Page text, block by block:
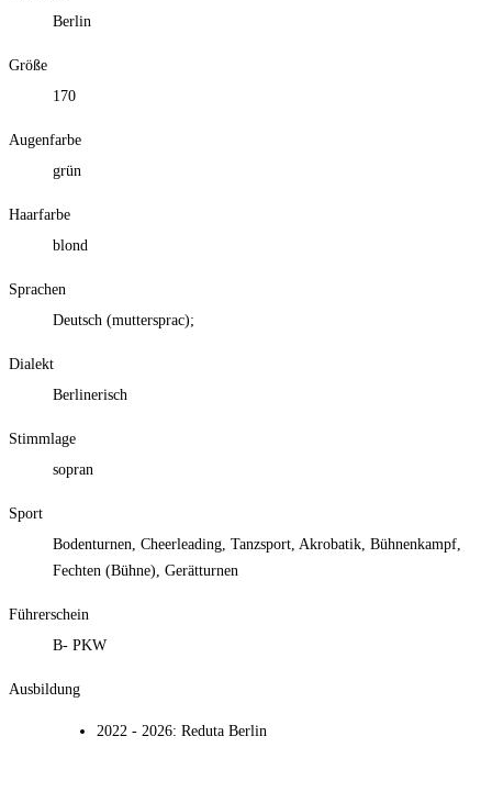
Berlin
Größe
170
Augenfarbe
grün
Haarfarbe
blond
Sprachen
Deutsch (muttersprac);
Dialekt
Berlinerisch
Stimmlage
sopran
Sport
Bodenturnen, Cheerleading, Tanzsport, Akrobatik, Bühnenkampf,
Fechten (Bühne), Gerätturnen
Führerschein
B- PKW
Ausbildung
2022 - 2026: Reduta Berlin